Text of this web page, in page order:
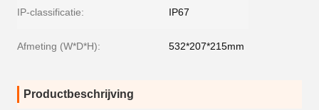
IP-classificatie: IP67
Afmeting (W*D*H): 532*207*215mm
Productbeschrijving